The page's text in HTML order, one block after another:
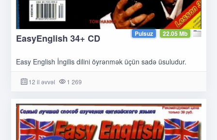
22.05 Mb
Pulsuz
EasyEnglish 34+ CD
Easy English İngilis dilini öyrənmək üçün sadə üsuludur.
12 il əvvəl 1 269